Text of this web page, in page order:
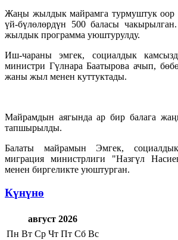
Жаңы жылдык майрамга турмуштук оор
үй-бүлөлөрдүн 500 баласы
жылдык программа уюштурулду.
Иш-чараны эмгек, социалдык
министри Гүлнара Баатырова ачып,
жаны жыл менен куттуктады.
Майрамдын аягында ар бир балага
тапшырылды.
Балаты майрамын Эмгек,
миграция министрлиги "Назгүл
менен биргеликте уюштурган.
Күнүнө
август 2026
Пн Вт Ср Чт Пт Сб Вс